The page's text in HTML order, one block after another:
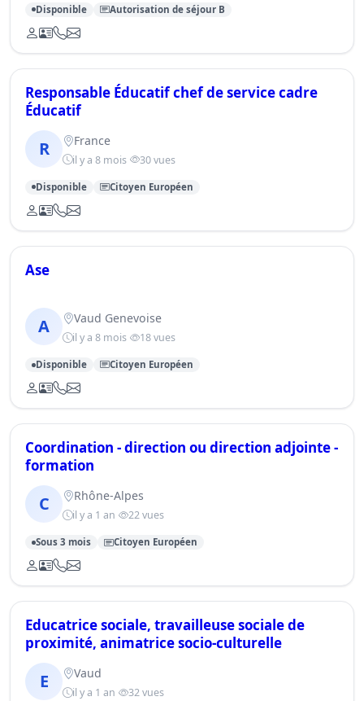
Disponible Autorisation de séjour B
Responsable Éducatif chef de service cadre
Éducatif
R France
il y a 8 mois 30 vues
Disponible Citoyen Européen
Ase
A Vaud Genevoise
il y a 8 mois 18 vues
Disponible Citoyen Européen
Coordination - direction ou direction adjointe -
formation
C Rhône-Alpes
il y a 1 an 22 vues
Sous 3 mois Citoyen Européen
Educatrice sociale, travailleuse sociale de
proximité, animatrice socio-culturelle
E Vaud
il y a 1 an 32 vues